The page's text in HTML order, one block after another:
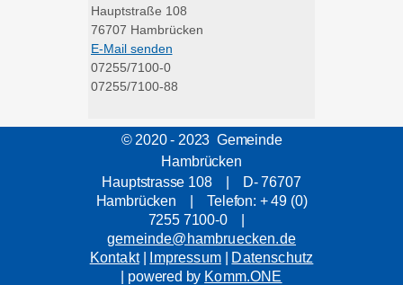
Hauptstraße 108
76707 Hambrücken
E-Mail senden
07255/7100-0
07255/7100-88
© 2020 - 2023 Gemeinde
Hambrücken
Hauptstrasse 108 | D- 76707
Hambrücken | Telefon: + 49 (0)
7255 7100-0 |
gemeinde@hambruecken.de
Kontakt| Impressum| Datenschutz
| powered by Komm.ONE